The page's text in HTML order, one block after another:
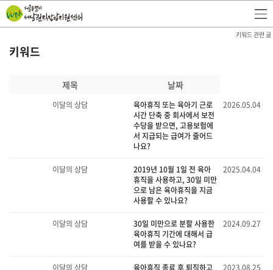
키워드
키워드 관련 글
제목 날짜
이달의 상담
육아휴직 또는 육아기 근로
시간 단축 중 회사에서 보전
수당을 받으면, 고용보험에
서 지급되는 급여가 줄어드
나요?
2026.05.04
이달의 상담
2019년 10월 1일 전 육아
휴직을 사용하고, 30일 미만
으로 남은 육아휴직을 지금
사용할 수 있나요?
2025.04.04
이달의 상담
30일 미만으로 분할 사용한
육아휴직 기간에 대해서 급
여를 받을 수 있나요?
2024.09.27
이달의 상담
육아휴직 종료 후 퇴직하고
2023.08.25